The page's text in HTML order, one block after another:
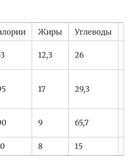
Жиры Углеводы
12,3 26
17 29,3
9 65,7
8 15